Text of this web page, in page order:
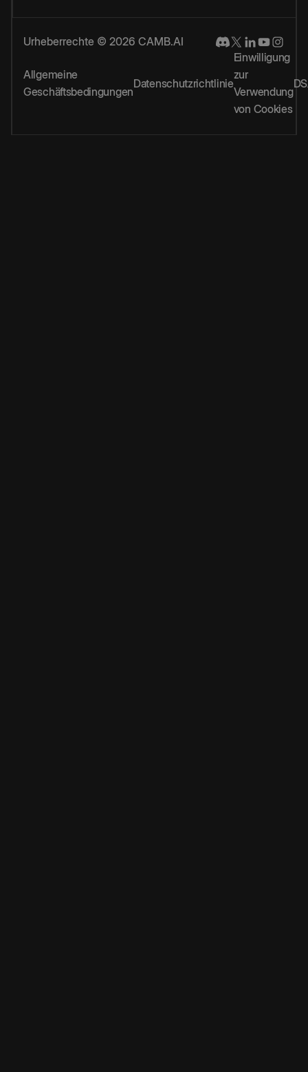
Urheberrechte © 2026 CAMB.AI
Allgemeine
Geschäftsbedingungen
Datenschutzrichtlinie
Einwilligung
zur
Verwendung
von Cookies